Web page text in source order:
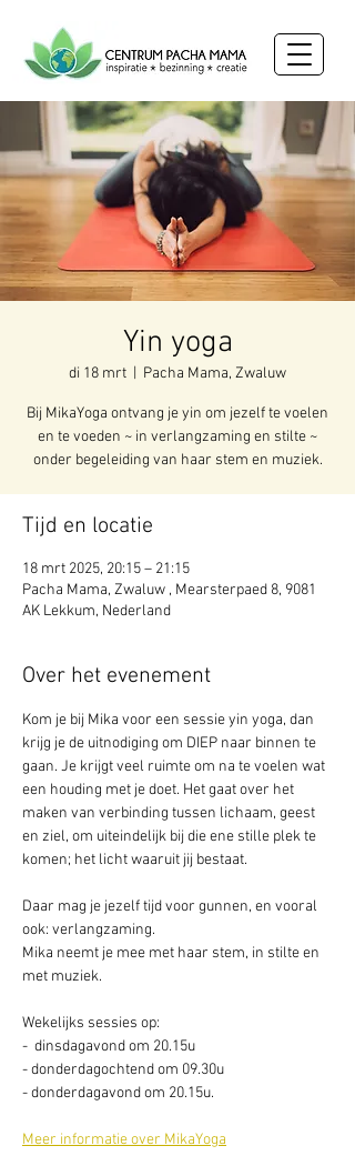
Yin yoga
di 18 mrt Pacha Mama, Zwaluw
Bij MikaYoga ontvang je yin om jezelf te voelen
en te voeden ~ in verlangzaming en stilte ~
onder begeleiding van haar stem en muziek.
Tijd en locatie
18 mrt 2025, 20:15 – 21:15
Pacha Mama, Zwaluw , Mearsterpaed 8, 9081
AK Lekkum, Nederland
Over het evenement
Kom je bij Mika voor een sessie yin yoga, dan
krijg je de uitnodiging om DIEP naar binnen te
gaan. Je krijgt veel ruimte om na te voelen wat
een houding met je doet. Het gaat over het
maken van verbinding tussen lichaam, geest
en ziel, om uiteindelijk bij die ene stille plek te
komen; het licht waaruit jij bestaat.
Daar mag je jezelf tijd voor gunnen, en vooral
ook: verlangzaming.
Mika neemt je mee met haar stem, in stilte en
met muziek.
Wekelijks sessies op:
-  dinsdagavond om 20.15u
- donderdagochtend om 09.30u
- donderdagavond om 20.15u.
Meer informatie over MikaYoga